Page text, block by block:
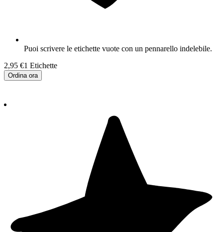
Puoi scrivere le etichette vuote con un pennarello indelebile.
2,95 €1 Etichette
Ordina ora